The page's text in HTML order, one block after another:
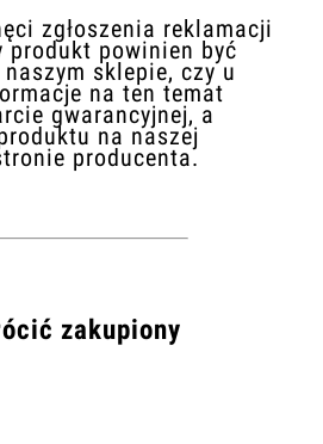
zgłoszenia reklamacji
produkt powinien być
sklepie, czy u
na ten temat
gwarancyjnej, a
na naszej
producenta.
zakupiony